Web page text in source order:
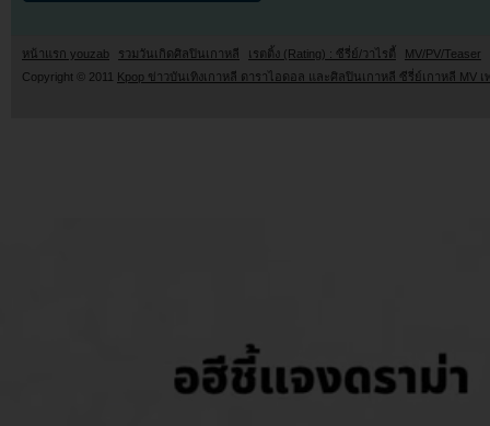
หน้าแรก youzab รวมวันเกิดศิลปินเกาหลี เรตติ้ง (Rating) : ซีรี่ย์/วาไรตี้
MV/PV/Teaser
Copyright © 2011 Kpop ข่าวบันเทิงเกาหลี ดาราไอดอล และศิลปินเกาหลี ซีรี่ย์เกาหลี MV